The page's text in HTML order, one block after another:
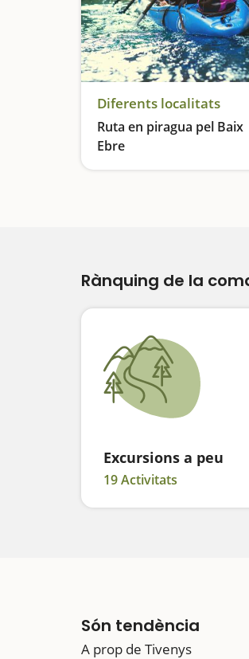
Diferents localitats
Ruta en piragua pel Baix
Ebre
Rànquing de la
Excursions a peu
19 Activitats
Són tendència
A prop de Tivenys